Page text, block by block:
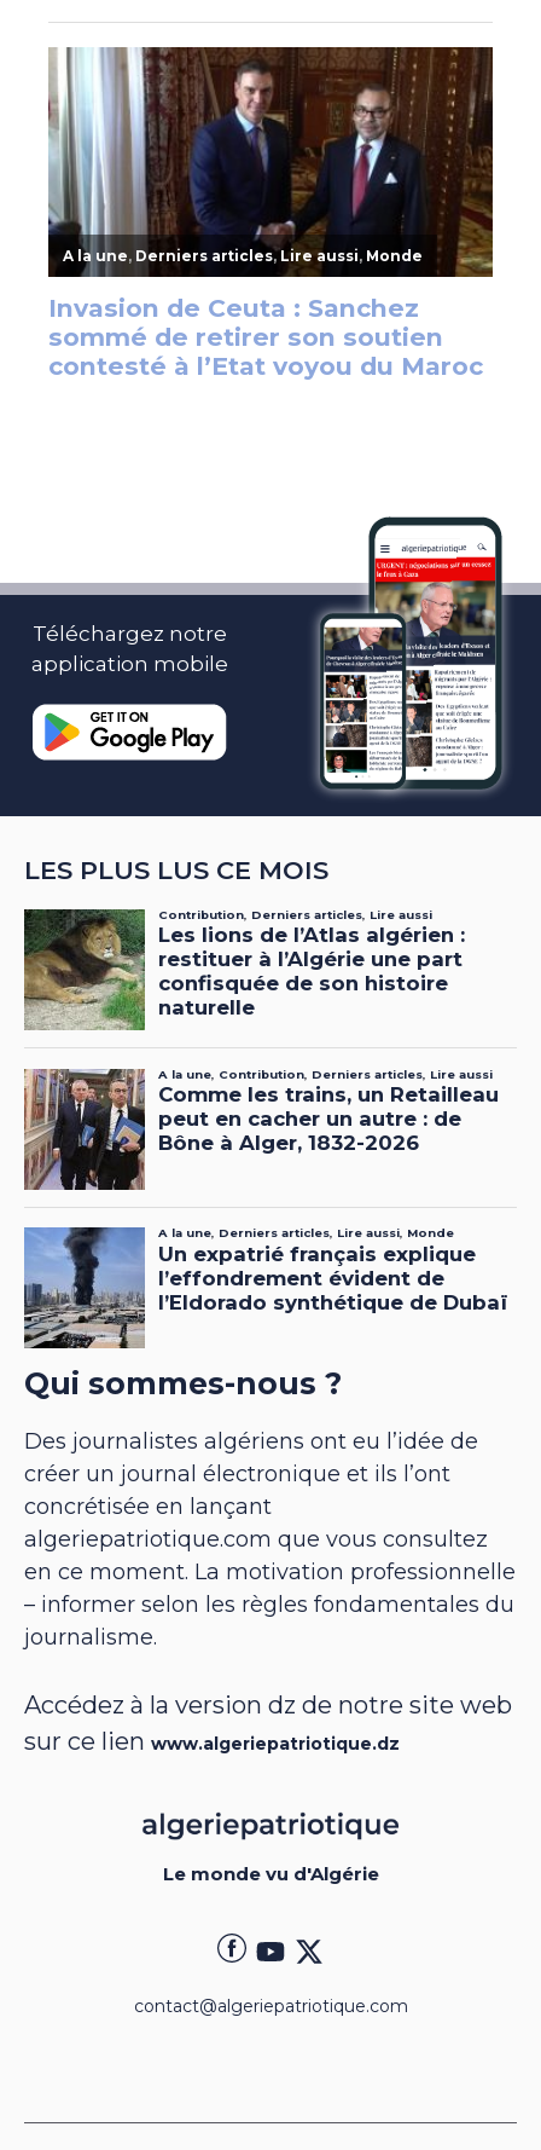
Téléchargez notre
application mobile
LES PLUS LUS CE MOIS
Qui sommes-nous ?
Des journalistes algériens ont eu l’idée de
créer un journal électronique et ils l’ont
concrétisée en lançant
algeriepatriotique.com que vous consultez
en ce moment. La motivation professionnelle
– informer selon les règles fondamentales du
journalisme.
Accédez à la version dz de notre site web
sur ce lien www.algeriepatriotique.dz
Le monde vu d'Algérie
contact@algeriepatriotique.com